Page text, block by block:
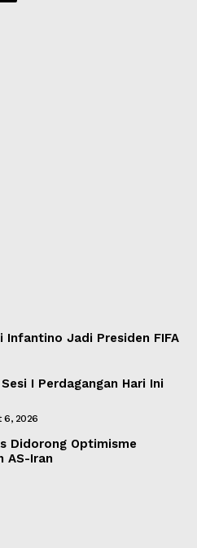
Infantino Jadi Presiden FIFA
I Perdagangan Hari Ini
6, 2026
Didorong Optimisme
AS-Iran